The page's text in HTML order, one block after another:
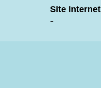
Site Internet
-